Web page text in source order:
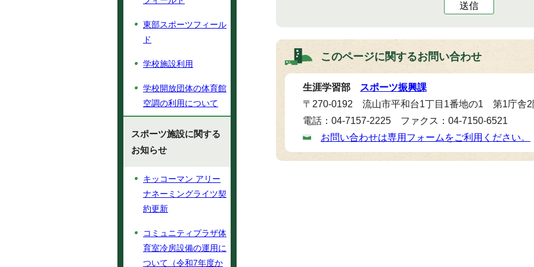
送信
このページに関するお問い合わせ
生涯学習部
スポーツ振興課
〒270-0192 流山市平和台1丁目1番地の1 第1庁舎2
電話：04-7157-2225 ファクス：04-7150-6521
お問い合わせは専用フォームをご利用ください。
東部スポーツフィール
ド
学校施設利用
学校開放団体の体育館
空調の利用について
スポーツ施設に関する
お知らせ
キッコーマン アリー
ナネーミングライツ契
約更新
コミュニティプラザ体
育室冷房設備の運用に
ついて（令和7年度か